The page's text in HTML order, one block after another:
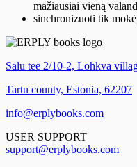
mažiausiai vieną
sinchronizuoti tik
Salu tee 2/10-2, Lohkva
Tartu county, Estonia, 62207
info@erplybooks.com
USER SUPPORT
support@erplybooks.com